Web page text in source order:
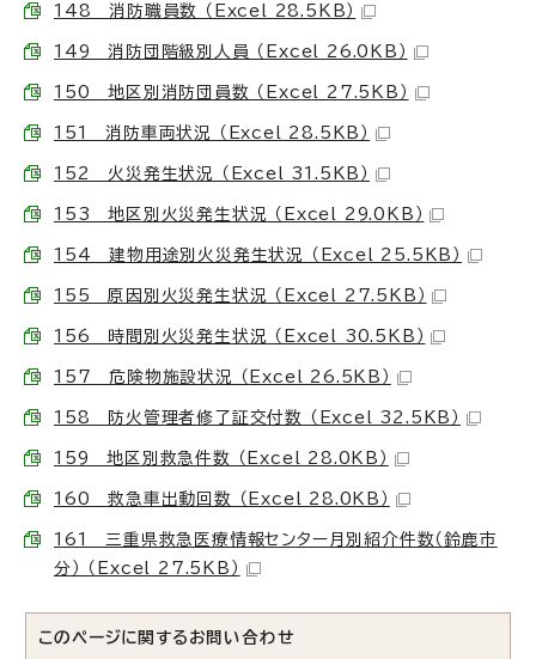
148 消防職員数 （Excel 28.5KB）
149 消防団階級別人員 （Excel 26.0KB）
150 地区別消防団員数 （Excel 27.5KB）
151 消防車両状況 （Excel 28.5KB）
152 火災発生状況 （Excel 31.5KB）
153 地区別火災発生状況 （Excel 29.0KB）
154 建物用途別火災発生状況 （Excel 25.5KB）
155 原因別火災発生状況 （Excel 27.5KB）
156 時間別火災発生状況 （Excel 30.5KB）
157 危険物施設状況 （Excel 26.5KB）
158 防火管理者修了証交付数 （Excel 32.5KB）
159 地区別救急件数 （Excel 28.0KB）
160 救急車出動回数 （Excel 28.0KB）
161 三重県救急医療情報センター月別紹介件数（鈴鹿市
分） （Excel 27.5KB）
このページに関する お問い合わせ